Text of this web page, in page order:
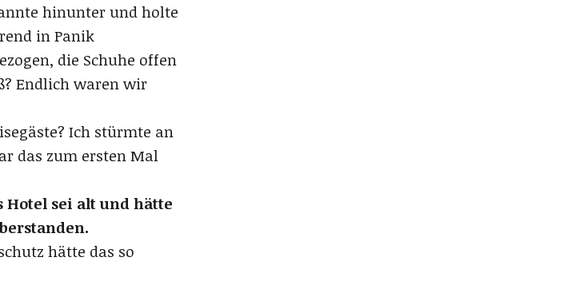
hinunter und holte
in Panik
die Schuhe offen
Endlich waren wir
Ich stürmte an
das zum ersten Mal
Hotel sei alt und hätte
hätte das so